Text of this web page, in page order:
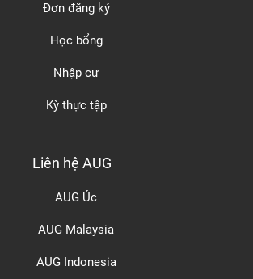
Đơn đăng ký
Học bổng
Nhập cư
Kỳ thực tập
Liên hệ AUG
AUG Úc
AUG Malaysia
AUG Indonesia